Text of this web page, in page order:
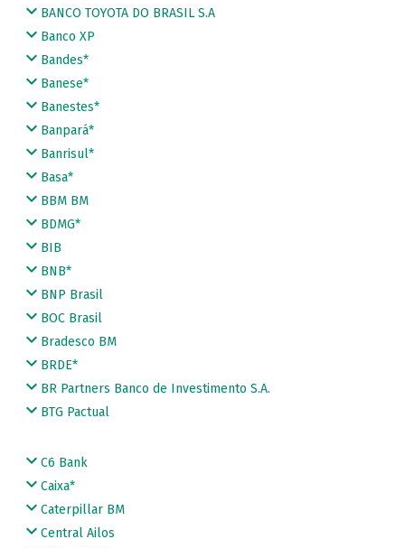
BANCO TOYOTA DO BRASIL S.A
Banco XP
Bandes*
Banese*
Banestes*
Banpará*
Banrisul*
Basa*
BBM BM
BDMG*
BIB
BNB*
BNP Brasil
BOC Brasil
Bradesco BM
BRDE*
BR Partners Banco de Investimento S.A.
BTG Pactual
C6 Bank
Caixa*
Caterpillar BM
Central Ailos